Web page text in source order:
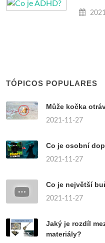
TÓPICOS POPULARES
Může kočka
2021-11-27
Co je osobní
2021-11-27
Co je největší
2021-11-27
Jaký je rozdíl
materiály?